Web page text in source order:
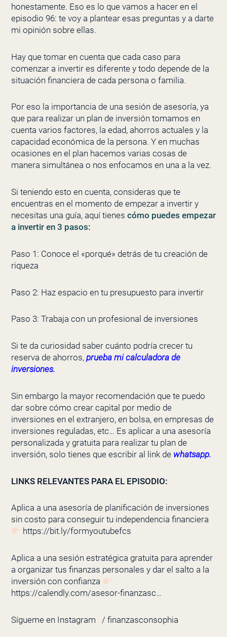
honestamente. Eso es lo que vamos a hacer en el
episodio 96: te voy a plantear esas preguntas y a darte
mi opinión sobre ellas.
Hay que tomar en cuenta que cada caso para
comenzar a invertir es diferente y todo depende de la
situación financiera de cada persona o familia.
Por eso la importancia de una sesión de asesoría, ya
que para realizar un plan de inversión tomamos en
cuenta varios factores, la edad, ahorros actuales y la
capacidad económica de la persona. Y en muchas
ocasiones en el plan hacemos varias cosas de
manera simultánea o nos enfocamos en una a la vez.
Si teniendo esto en cuenta, consideras que te
encuentras en el momento de empezar a invertir y
necesitas una guía, aquí tienes cómo puedes empezar
a invertir en 3 pasos:
Paso 1: Conoce el «porqué» detrás de tu creación de
riqueza
Paso 2: Haz espacio en tu presupuesto para invertir
Paso 3: Trabaja con un profesional de inversiones
Si te da curiosidad saber cuánto podría crecer tu
reserva de ahorros, prueba mi calculadora de
inversiones.
Sin embargo la mayor recomendación que te puedo
dar sobre cómo crear capital por medio de
inversiones en el extranjero, en bolsa, en empresas de
inversiones reguladas, etc… Es aplicar a una asesoría
personalizada y gratuita para realizar tu plan de
inversión, solo tienes que escribir al link de whatsapp.
LINKS RELEVANTES PARA EL EPISODIO:
Aplica a una asesoría de planificación de inversiones
sin costo para conseguir tu independencia financiera
https://bit.ly/formyoutubefcs
Aplica a una sesión estratégica gratuita para aprender
a organizar tus finanzas personales y dar el salto a la
inversión con confianza
https://calendly.com/asesor-finanzasc…
Sígueme en Instagram / finanzasconsophia